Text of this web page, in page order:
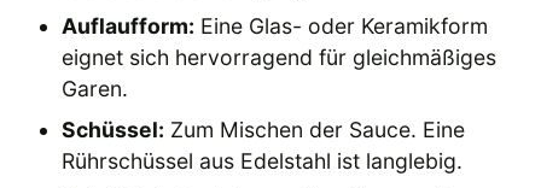
Auflaufform: Eine Glas- oder Keramikform
eignet sich hervorragend für gleichmäßiges
Garen.
Schüssel: Zum Mischen der Sauce. Eine
Rührschüssel aus Edelstahl ist langlebig.